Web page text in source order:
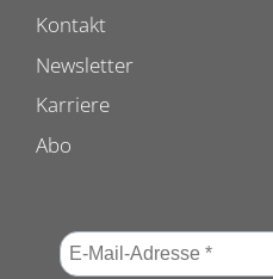
Kontakt
Newsletter
Karriere
Abo